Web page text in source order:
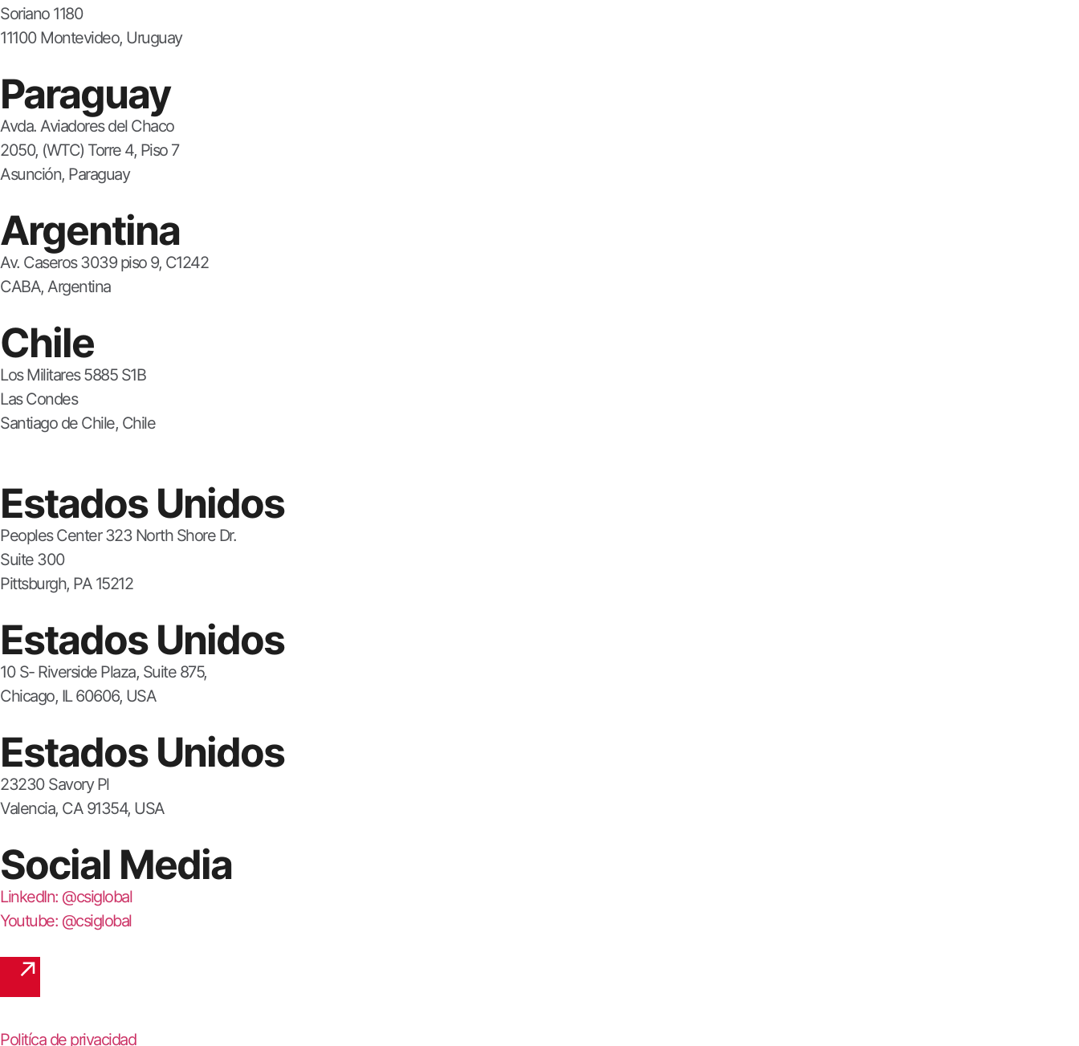
Soriano 1180
11100 Montevideo, Uruguay
Paraguay
Avda. Aviadores del Chaco
2050, (WTC) Torre 4, Piso 7
Asunción, Paraguay
Argentina
Av. Caseros 3039 piso 9, C1242
CABA, Argentina
Chile
Los Militares 5885 S1B
Las Condes
Santiago de Chile, Chile
Estados Unidos
Peoples Center 323 North Shore Dr.
Suite 300
Pittsburgh, PA 15212
Estados Unidos
10 S- Riverside Plaza, Suite 875,
Chicago, IL 60606, USA
Estados Unidos
23230 Savory Pl
Valencia, CA 91354, USA
Social Media
LinkedIn: @csiglobal
Youtube: @csiglobal
Politíca de privacidad